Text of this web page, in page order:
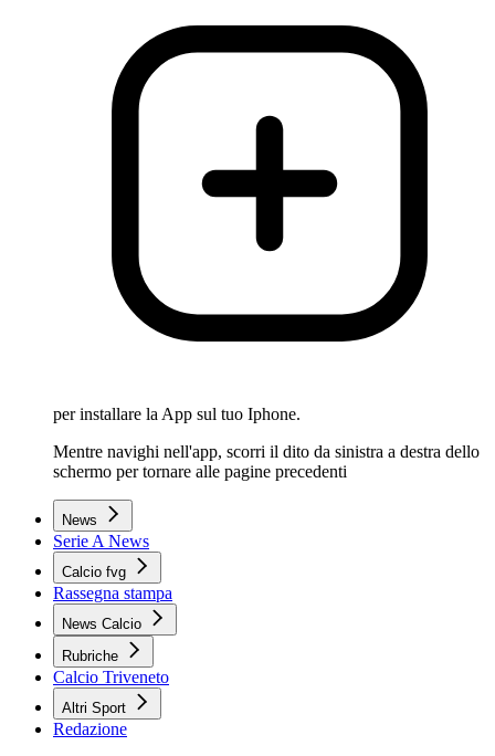
per installare la App sul tuo Iphone.
Mentre navighi nell'app, scorri il dito da sinistra a destra dello
schermo per tornare alle pagine precedenti
News
Serie A News
Calcio fvg
Rassegna stampa
News Calcio
Rubriche
Calcio Triveneto
Altri Sport
Redazione